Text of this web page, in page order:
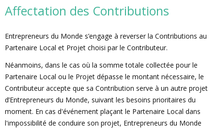
Affectation des Contributions
Entrepreneurs du Monde s’engage à reverser la Contributions au
Partenaire Local et Projet choisi par le Contributeur.
Néanmoins, dans le cas où la somme totale collectée pour le
Partenaire Local ou le Projet dépasse le montant nécessaire, le
Contributeur accepte que sa Contribution serve à un autre projet
d’Entrepreneurs du Monde, suivant les besoins prioritaires du
moment. En cas d'événement plaçant le Partenaire Local dans
l'impossibilité de conduire son projet, Entrepreneurs du Monde